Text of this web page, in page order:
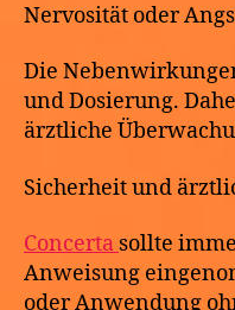
Nervosität oder
Die
und Dosierung.
ärztliche
Sicherheit und
Concerta sollte
Anweisung
oder Anwendung